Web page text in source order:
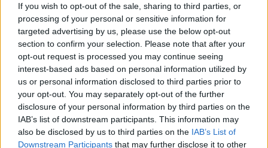
If you wish to opt-out of the sale, sharing to third parties, or
processing of your personal or sensitive information for
targeted advertising by us, please use the below opt-out
section to confirm your selection. Please note that after your
opt-out request is processed you may continue seeing
interest-based ads based on personal information utilized by
us or personal information disclosed to third parties prior to
your opt-out. You may separately opt-out of the further
disclosure of your personal information by third parties on the
IAB’s list of downstream participants. This information may
also be disclosed by us to third parties on the IAB’s List of
Downstream Participants that may further disclose it to other
додајте го во кафе или чај
посипете го врз овесна каша или тост
измешајте го во смути или какао
користете го во десерти и печени јадења
Внимавајте на количината
Циметот е безбеден ако се користи умерено.
Препорачана дневна количина е од 2 до 6
грама. Прекумерната употреба, особено во
форма на додатоци, не се препорачува без
консултација со лекар.